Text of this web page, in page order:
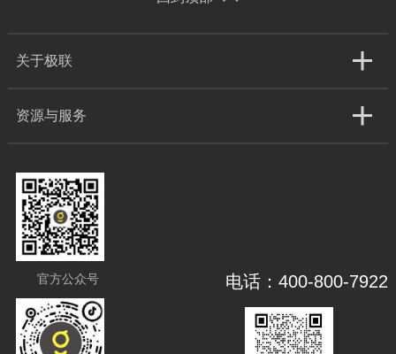
关于极联
资源与服务
官方公众号 电话：400-800-7922